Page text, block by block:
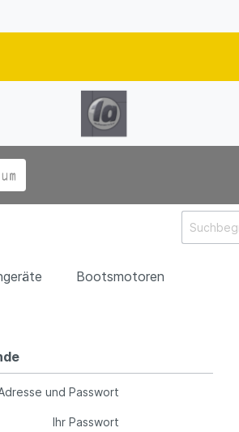
Bootsmotoren
Benzin-
und Passwort
Ihr Passwort